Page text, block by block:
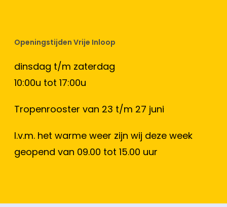
Openingstijden Vrije Inloop
dinsdag t/m zaterdag
10:00u tot 17:00u
Tropenrooster van 23 t/m 27 juni
I.v.m. het warme weer zijn wij deze week
geopend van 09.00 tot 15.00 uur